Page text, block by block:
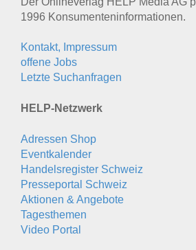
1996 Konsumenten­informationen.
Kontakt, Impressum
offene Jobs
Letzte Suchanfragen
HELP-Netzwerk
Adressen Shop
Eventkalender
Handelsregister Schweiz
Presseportal Schweiz
Aktionen & Angebote
Tagesthemen
Video Portal